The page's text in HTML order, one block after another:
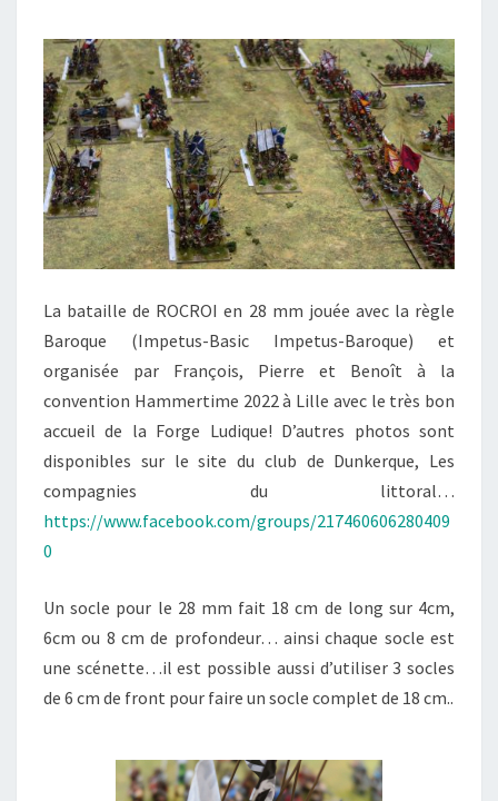
CONVENTION
HAMMERTIME
2022
À
LILLE,
PAR
ALAIN
ROGER
La bataille de ROCROI en 28 mm jouée avec la règle
Baroque (Impetus-Basic Impetus-Baroque) et
organisée par François, Pierre et Benoît à la
convention Hammertime 2022 à Lille avec le très bon
accueil de la Forge Ludique! D’autres photos sont
disponibles sur le site du club de Dunkerque, Les
compagnies du littoral…
https://www.facebook.com/groups/217460606280409
0
Un socle pour le 28 mm fait 18 cm de long sur 4cm,
6cm ou 8 cm de profondeur… ainsi chaque socle est
une scénette…il est possible aussi d’utiliser 3 socles
de 6 cm de front pour faire un socle complet de 18 cm..